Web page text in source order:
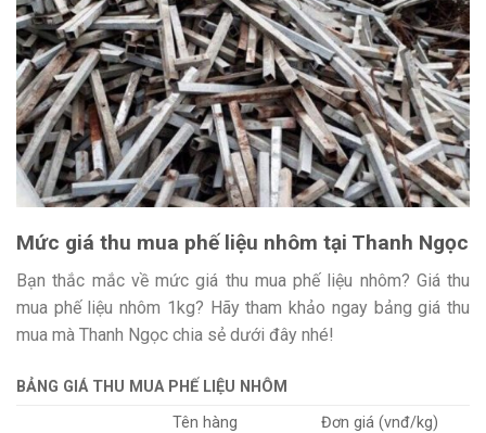
Mức giá thu mua phế liệu nhôm tại Thanh Ngọc
Bạn thắc mắc về mức giá thu mua phế liệu nhôm? Giá thu
mua phế liệu nhôm 1kg? Hãy tham khảo ngay bảng giá thu
mua mà Thanh Ngọc chia sẻ dưới đây nhé!
BẢNG GIÁ THU MUA PHẾ LIỆU NHÔM
Tên hàng
Đơn giá (vnđ/kg)